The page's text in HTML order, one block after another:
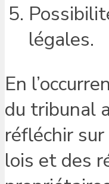
légales.
En
du tribunal
réfléchir
lois et des